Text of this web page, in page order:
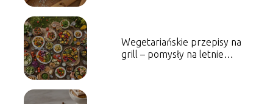
Wegetariańskie przepisy na
grill – pomysły na letnie